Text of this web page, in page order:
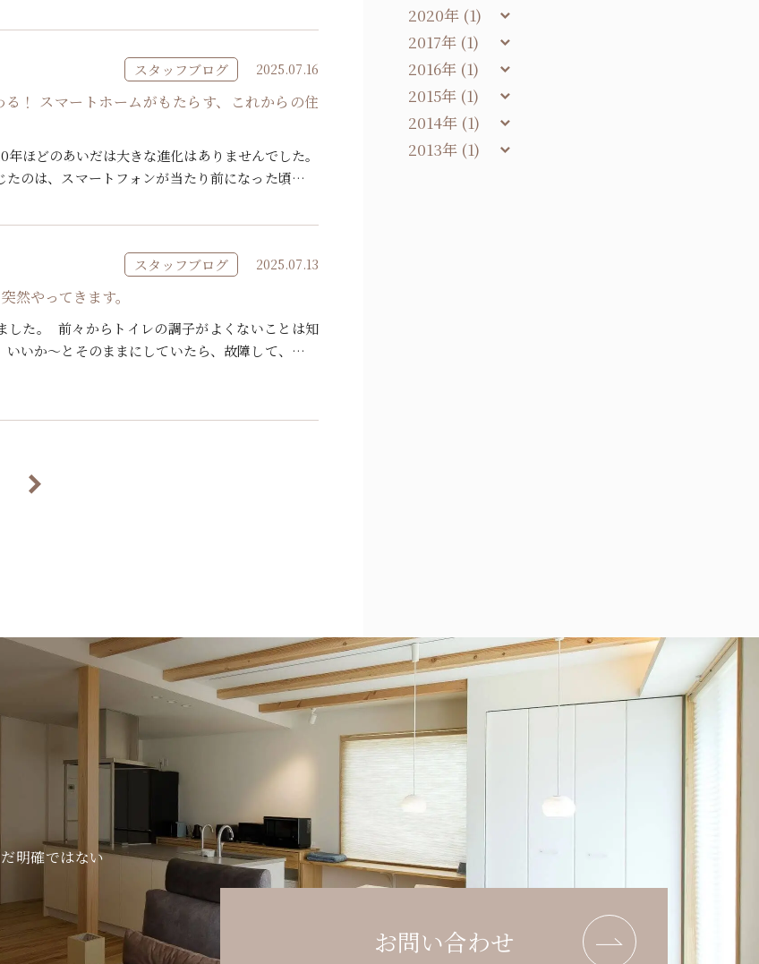
スタッフブログ 2025.07.16
！ スマートホームがもたらす、これからの住
ほどのあいだは大きな進化はありませんでした。
のは、スマートフォンが当たり前になった頃だと
スタッフブログ 2025.07.13
然やってきます。
した。 前々からトイレの調子がよくないことは知
いか～とそのままにしていたら、故障して、水が
2020年 (1)
2017年 (1)
2016年 (1)
2015年 (1)
2014年 (1)
2013年 (1)
明確ではない
お問い合わせ